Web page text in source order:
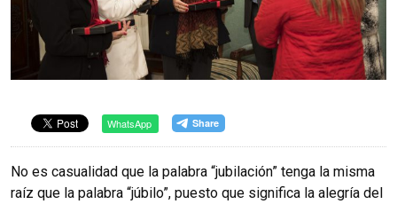
WhatsApp
No es casualidad que la palabra “jubilación” tenga la misma
raíz que la palabra “júbilo”, puesto que significa la alegría del